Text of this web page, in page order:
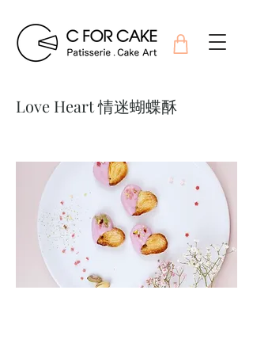
Love Heart 情迷蝴蝶酥